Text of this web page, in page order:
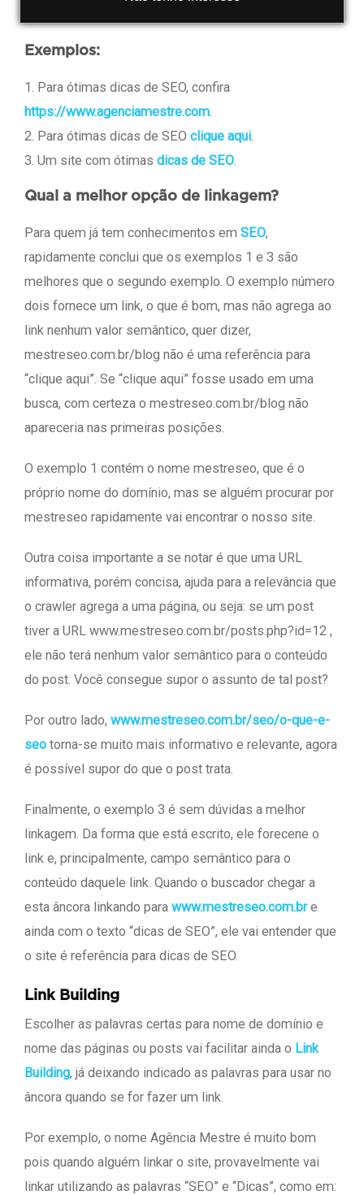
Exemplos:
1. Para ótimas dicas de SEO, confira
https://www.agenciamestre.com.
2. Para ótimas dicas de SEO clique aqui.
3. Um site com ótimas dicas de SEO.
Qual a melhor opção de linkagem?
Para quem já tem conhecimentos em SEO,
rapidamente conclui que os exemplos 1 e 3 são
melhores que o segundo exemplo. O exemplo número
dois fornece um link, o que é bom, mas não agrega ao
link nenhum valor semântico, quer dizer,
mestreseo.com.br/blog não é uma referência para
“clique aqui”. Se “clique aqui” fosse usado em uma
busca, com certeza o mestreseo.com.br/blog não
apareceria nas primeiras posições.
O exemplo 1 contém o nome mestreseo, que é o
próprio nome do domínio, mas se alguém procurar por
mestreseo rapidamente vai encontrar o nosso site.
Outra coisa importante a se notar é que uma URL
informativa, porém concisa, ajuda para a relevância que
o crawler agrega a uma página, ou seja: se um post
tiver a URL www.mestreseo.com.br/posts.php?id=12 ,
ele não terá nenhum valor semântico para o conteúdo
do post. Você consegue supor o assunto de tal post?
Por outro lado, www.mestreseo.com.br/seo/o-que-e-
seo torna-se muito mais informativo e relevante, agora
é possível supor do que o post trata.
Finalmente, o exemplo 3 é sem dúvidas a melhor
linkagem. Da forma que está escrito, ele forecene o
link e, principalmente, campo semântico para o
conteúdo daquele link. Quando o buscador chegar a
esta âncora linkando para www.mestreseo.com.bre
ainda com o texto “dicas de SEO”, ele vai entender que
o site é referência para dicas de SEO.
Link Building
Escolher as palavras certas para nome de domínio e
nome das páginas ou posts vai facilitar ainda o Link
Building, já deixando indicado as palavras para usar no
âncora quando se for fazer um link.
Por exemplo, o nome Agência Mestre é muito bom
pois quando alguém linkar o site, provavelmente vai
linkar utilizando as palavras “SEO” e “Dicas”, como em: